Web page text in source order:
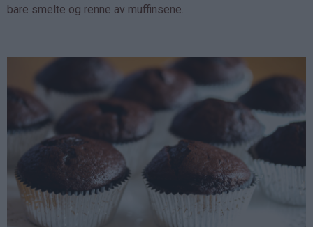
bare smelte og renne av muffinsene.